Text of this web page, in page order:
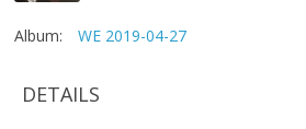
Album: WE 2019-04-27
DETAILS